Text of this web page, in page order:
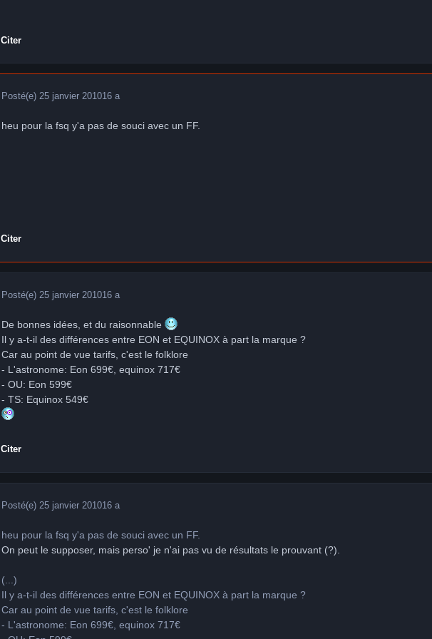
Citer
Posté(e) 25 janvier 201016 a
heu pour la fsq y'a pas de souci avec un FF.
Citer
Posté(e) 25 janvier 201016 a
De bonnes idées, et du raisonnable
Il y a-t-il des différences entre EON et EQUINOX à part la marque ?
Car au point de vue tarifs, c'est le folklore
- L'astronome: Eon 699€, equinox 717€
- OU: Eon 599€
- TS: Equinox 549€
Citer
Posté(e) 25 janvier 201016 a
heu pour la fsq y'a pas de souci avec un FF.
On peut le supposer, mais perso' je n'ai pas vu de résultats le prouvant (?).
(...)
Il y a-t-il des différences entre EON et EQUINOX à part la marque ?
Car au point de vue tarifs, c'est le folklore
- L'astronome: Eon 699€, equinox 717€